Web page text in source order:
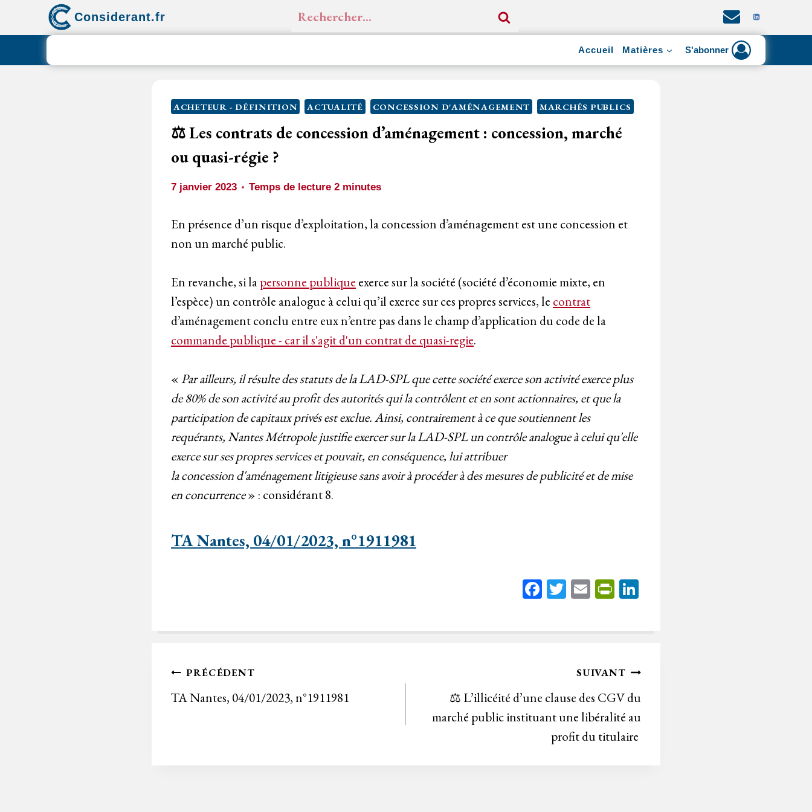
Considerant.fr Rechercher :
Accueil Matières S'abonner
ACHETEUR - DÉFINITION ACTUALITÉ CONCESSION D'AMÉNAGEMENT MARCHÉS PUBLICS
⚖️ Les contrats de concession d’aménagement : concession, marché
ou quasi-régie ?
7 janvier 2023 Temps de lecture 2 minutes
En présence d’un risque d’exploitation, la concession d’aménagement est une concession et
non un marché public.
En revanche, si lapersonne publique exerce sur la société (société d’économie mixte, en
l’espèce) un contrôle analogue à celui qu’il exerce sur ces propres services, le contrat
d’aménagement conclu entre eux n’entre pas dans le champ d’application du code de la
commande publique - car il s'agit d'un contrat de quasi-regie.
«Par ailleurs, il résulte des statuts de la LAD-SPL que cette société exerce son activité exerce plus
de 80% de son activité au profit des autorités qui la contrôlent et en sont actionnaires, et que la
participation de capitaux privés est exclue. Ainsi, contrairement à ce que soutiennent les
requérants, Nantes Métropole justifie exercer sur la LAD-SPL un contrôle analogue à celui qu'elle
exerce sur ses propres services et pouvait, en conséquence, lui attribuer
la concession d'aménagement litigieuse sans avoir à procéder à des mesures de publicité et de mise
en concurrence» : considérant 8.
TA Nantes, 04/01/2023, n°1911981
Fa
bo
T
tt
E
ail
Pr
tF
n
dl
y
ed
Navigation
de
PRÉCÉDENT
TA Nantes, 04/01/2023, n°1911981
SUIVANT
⚖️ L’illicéité d’une clause des CGV du
marché public instituant une libéralité au
profit du titulaire